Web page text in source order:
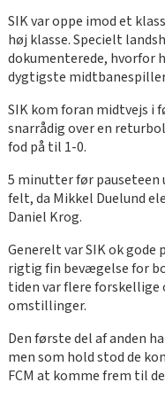
SIK var oppe imod et
høj klasse. Specielt
dokumenterede, hvorfor
dygtigste
SIK kom foran midtvejs i
snarrådig over en
fod på til 1-0.
5 minutter før pauseteen
felt, da Mikkel Duelund
Daniel Krog.
Generelt var SIK ok gode
rigtig fin bevægelse for
tiden var flere forskellige
omstillinger.
Den første del af anden
men som hold stod de
FCM at komme frem til